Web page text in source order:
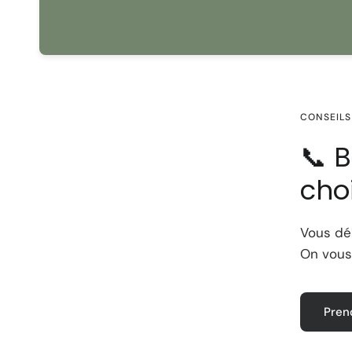
📞
Vous
On